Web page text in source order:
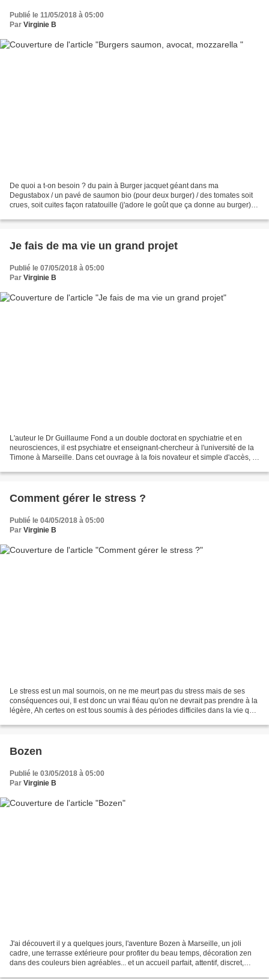
Publié le 11/05/2018 à 05:00
Par Virginie B
De quoi a t-on besoin ? du pain à Burger jacquet géant dans ma
Degustabox / un pavé de saumon bio (pour deux burger) / des tomates soit
crues, soit cuites façon ratatouille (j'adore le goût que ça donne au burger) /
Je fais de ma vie un grand projet
Publié le 07/05/2018 à 05:00
Par Virginie B
L'auteur le Dr Guillaume Fond a un double doctorat en spychiatrie et en
neurosciences, il est psychiatre et enseignant-chercheur à l'université de la
Timone à Marseille. Dans cet ouvrage à la fois novateur et simple d'accès, il
Comment gérer le stress ?
Publié le 04/05/2018 à 05:00
Par Virginie B
Le stress est un mal sournois, on ne me meurt pas du stress mais de ses
conséquences oui, Il est donc un vrai fléau qu'on ne devrait pas prendre à la
légère, Ah certes on est tous soumis à des périodes difficiles dans la vie qui
Bozen
Publié le 03/05/2018 à 05:00
Par Virginie B
J'ai découvert il y a quelques jours, l'aventure Bozen à Marseille, un joli
cadre, une terrasse extérieure pour profiter du beau temps, décoration zen
dans des couleurs bien agréables... et un accueil parfait, attentif, discret,